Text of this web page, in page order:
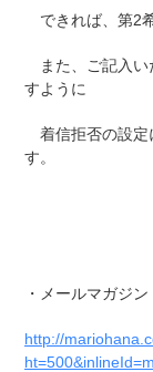
できれば、第2
また、ご記入い
すように
着信拒否の設定
す。
・メールマガジン
http://